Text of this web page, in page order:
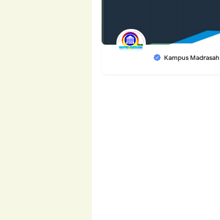
Kampus Madrasah